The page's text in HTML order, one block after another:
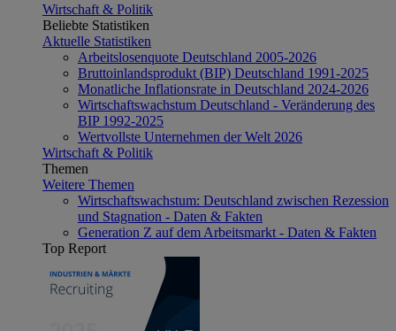
Wirtschaft & Politik
Beliebte Statistiken
Aktuelle Statistiken
Arbeitslosenquote Deutschland 2005-2026
Bruttoinlandsprodukt (BIP) Deutschland 1991-2025
Monatliche Inflationsrate in Deutschland 2024-2026
Wirtschaftswachstum Deutschland - Veränderung des
BIP 1992-2025
Wertvollste Unternehmen der Welt 2026
Wirtschaft & Politik
Themen
Weitere Themen
Wirtschaftswachstum: Deutschland zwischen Rezession
und Stagnation - Daten & Fakten
Generation Z auf dem Arbeitsmarkt - Daten & Fakten
Top Report